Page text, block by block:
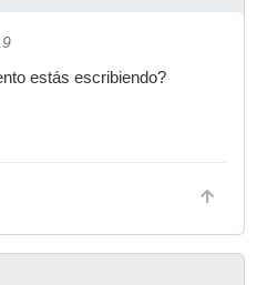
estás escribiendo?